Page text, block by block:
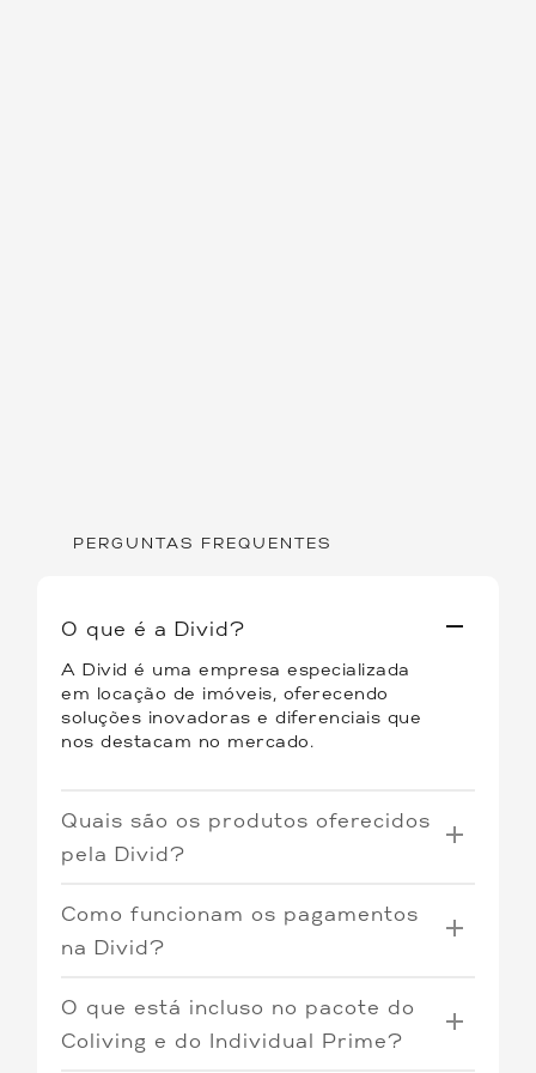
PERGUNTAS FREQUENTES
O que é a Divid?
A Divid é uma empresa especializada
em locação de imóveis, oferecendo
soluções inovadoras e diferenciais que
nos destacam no mercado.
Quais são os produtos oferecidos
pela Divid?
Coliving
experiência única de convivência e
previsibilidade.
Como funcionam os pagamentos
na Divid?
com o sistema de pré-pagamento. Os
boletos tem vencimento todo o dia 7,
incluindo todas as contas relacionadas
O que está incluso no pacote do
Coliving e do Individual Prime?